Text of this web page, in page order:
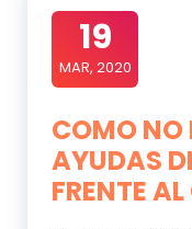
19
MAR, 2020
COMO NO
AYUDAS
FRENTE